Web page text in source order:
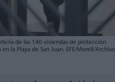
de las 140 viviendas de protección
la Playa de San Juan. EFE/Morell/Archivo